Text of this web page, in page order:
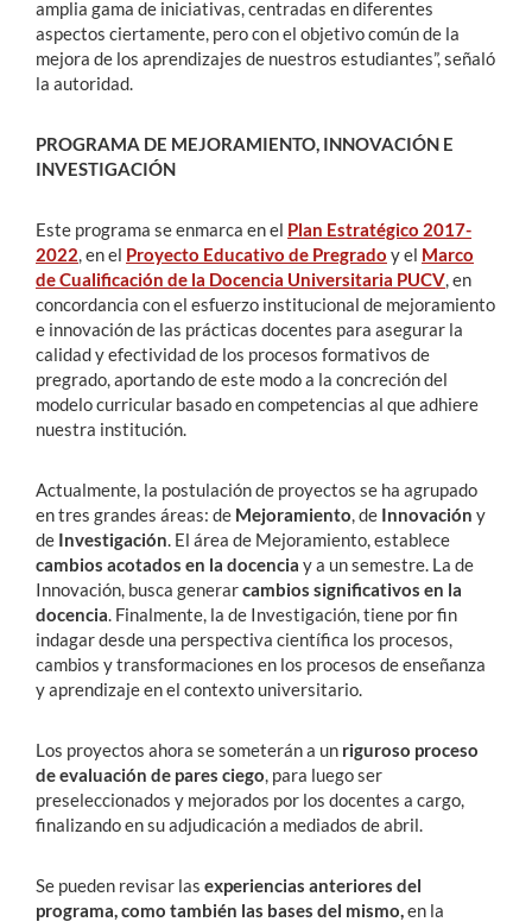
amplia gama de iniciativas, centradas en diferentes
aspectos ciertamente, pero con el objetivo común de la
mejora de los aprendizajes de nuestros estudiantes”, señaló
la autoridad.
PROGRAMA DE MEJORAMIENTO, INNOVACIÓN E
INVESTIGACIÓN
Este programa se enmarca en el Plan Estratégico 2017-
2022, en el Proyecto Educativo de Pregrado y el Marco
de Cualificación de la Docencia Universitaria PUCV, en
concordancia con el esfuerzo institucional de mejoramiento
e innovación de las prácticas docentes para asegurar la
calidad y efectividad de los procesos formativos de
pregrado, aportando de este modo a la concreción del
modelo curricular basado en competencias al que adhiere
nuestra institución.
Actualmente, la postulación de proyectos se ha agrupado
en tres grandes áreas: de Mejoramiento, de Innovación y
de Investigación. El área de Mejoramiento, establece
cambios acotados en la docencia y a un semestre. La de
Innovación, busca generarcambios significativos en la
docencia. Finalmente, la de Investigación, tiene por fin
indagar desde una perspectiva científica los procesos,
cambios y transformaciones en los procesos de enseñanza
y aprendizaje en el contexto universitario.
Los proyectos ahora se someterán a un riguroso proceso
de evaluación de pares ciego, para luego ser
preseleccionados y mejorados por los docentes a cargo,
finalizando en su adjudicación a mediados de abril.
Se pueden revisar las experiencias anteriores del
programa, como también las bases del mismo,en la